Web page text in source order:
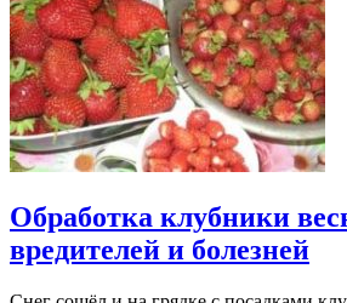
Обработка клубники
вредителей и болезней